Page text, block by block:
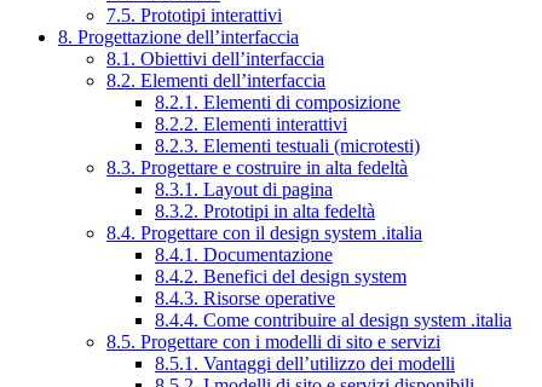
7.5. Prototipi interattivi
8. Progettazione dell’interfaccia
8.1. Obiettivi dell’interfaccia
8.2. Elementi dell’interfaccia
8.2.1. Elementi di composizione
8.2.2. Elementi interattivi
8.2.3. Elementi testuali (microtesti)
8.3. Progettare e costruire in alta fedeltà
8.3.1. Layout di pagina
8.3.2. Prototipi in alta fedeltà
8.4. Progettare con il design system .italia
8.4.1. Documentazione
8.4.2. Benefici del design system
8.4.3. Risorse operative
8.4.4. Come contribuire al design system .italia
8.5. Progettare con i modelli di sito e servizi
8.5.1. Vantaggi dell’utilizzo dei modelli